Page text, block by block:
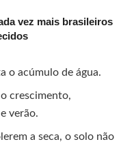
vez mais brasileiros
o acúmulo de água.
crescimento,
verão.
a seca, o solo não